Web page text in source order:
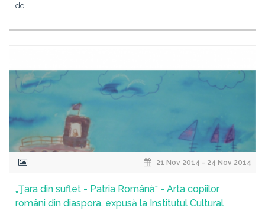
de
21 Nov 2014 - 24 Nov 2014
„Ţara din suflet - Patria Română“ - Arta copiilor
români din diaspora, expusă la Institutul Cultural